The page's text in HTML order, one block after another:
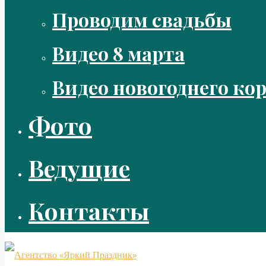
Проводим свадьбы
Видео 8 марта
Видео новогоднего
Фото
Ведущие
Контакты